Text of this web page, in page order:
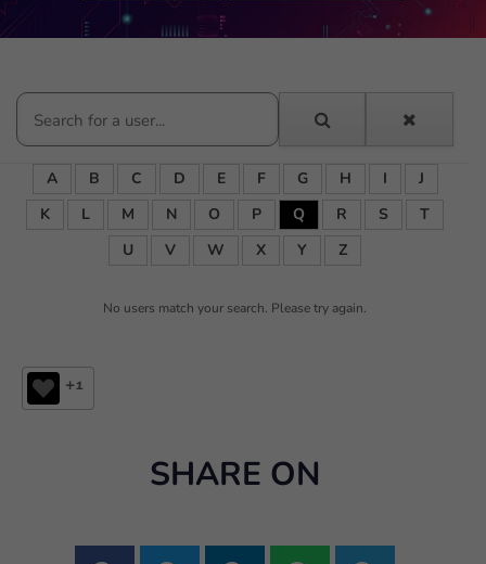
A B C D E F G H I
J
K
L M N O P Q R S
T
U
V W X Y Z
No users match your search. Please try again.
+1
SHARE ON